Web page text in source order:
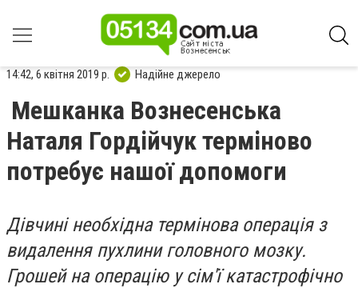
14:42, 6 квітня 2019 р. Надійне джерело
Мешканка Вознесенська
Наталя Гордійчук терміново
потребує нашої допомоги
Дівчині необхідна термінова операція з
видалення пухлини головного мозку.
Грошей на операцію у сім'ї катастрофічно